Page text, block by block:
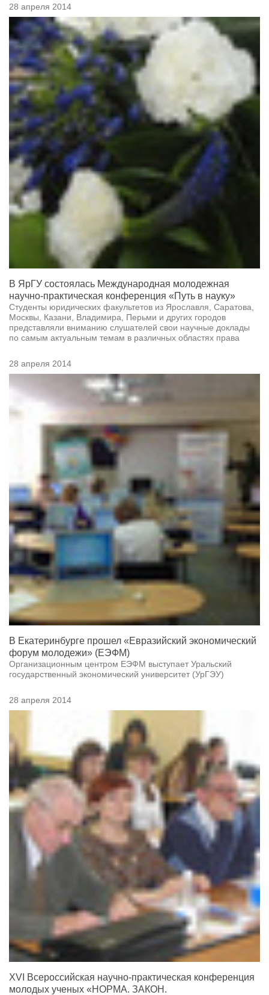
28 апреля 2014
В ЯрГУ состоялась Международная молодежная
научно-практическая конференция «Путь в науку»
Студенты юридических факультетов из Ярославля, Саратова,
Москвы, Казани, Владимира, Перьми и других городов
представляли вниманию слушателей свои научные доклады
по самым актуальным темам в различных областях права
28 апреля 2014
В Екатеринбурге прошел «Евразийский экономический
форум молодежи» (ЕЭФМ)
Организационным центром ЕЭФМ выступает Уральский
государственный экономический университет (УрГЭУ)
28 апреля 2014
XVI Всероссийская научно-практическая конференция
молодых ученых «НОРМА. ЗАКОН.